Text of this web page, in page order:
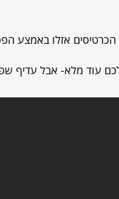
הכרטיסים אזלו באמצע
לכם עוד מלא- אבל